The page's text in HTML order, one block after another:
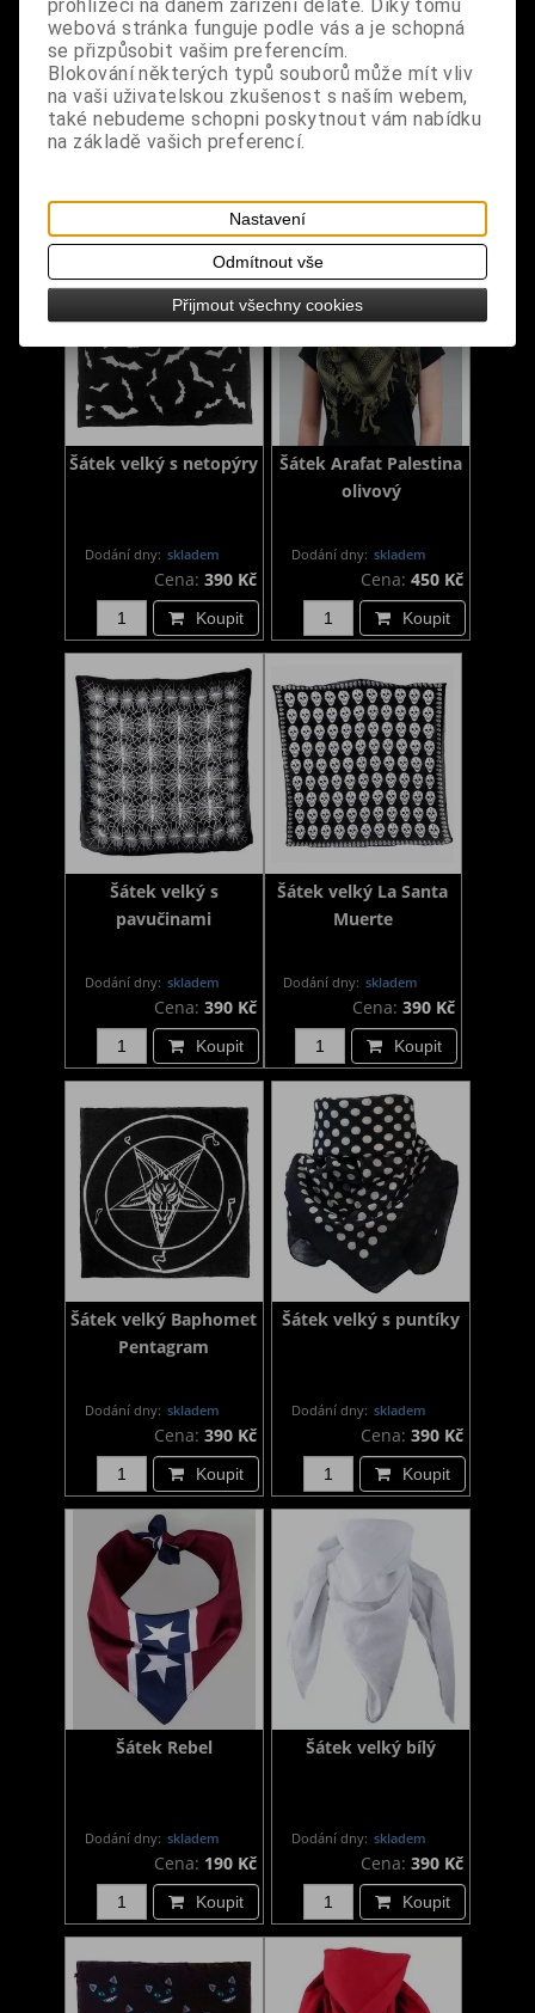
Šátek velký s paisley
vzorem
Dodání dny: skladem
Cena: 390 Kč
Šátek velký Baphomet
Pentagram
Dodání dny: skladem
Šátek velký s netopýry
Dodání dny: skladem
Cena: 390 Kč
Koupit
Šátek Arafat Palestina
olivový
Dodání dny: skladem
Cena: 450 Kč
Koupit
Šátek velký s
pavučinami
Dodání dny: skladem
Cena: 390 Kč
Koupit
Šátek velký La Santa
Muerte
Dodání dny: skladem
Cena:390 Kč
Koupit
Šátek velký Baphomet
Pentagram
Dodání dny: skladem
Cena: 390 Kč
Koupit
Šátek velký s puntíky
Dodání dny: skladem
Cena: 390 Kč
Koupit
Šátek Rebel
Dodání dny: skladem
Cena: 190 Kč
Koupit
Šátek velký bílý
Dodání dny: skladem
Cena: 390 Kč
Koupit
prohlížeči na daném zařízení děláte. Díky tomu
webová stránka funguje podle vás a je schopná
se přizpůsobit vašim preferencím.
Blokování některých typů souborů může mít vliv
na vaši uživatelskou zkušenost s naším webem,
také nebudeme schopni poskytnout vám nabídku
na základě vašich preferencí.
Nastavení
Odmítnout vše
Přijmout všechny cookies